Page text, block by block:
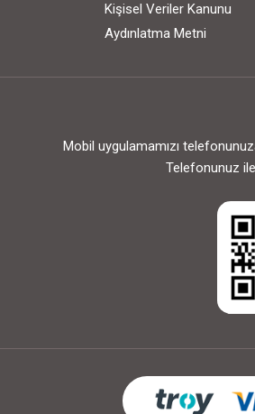
Kişisel Veriler Kanunu
Aydınlatma Metni
Mobil uygulamamızı
Telefonunuz